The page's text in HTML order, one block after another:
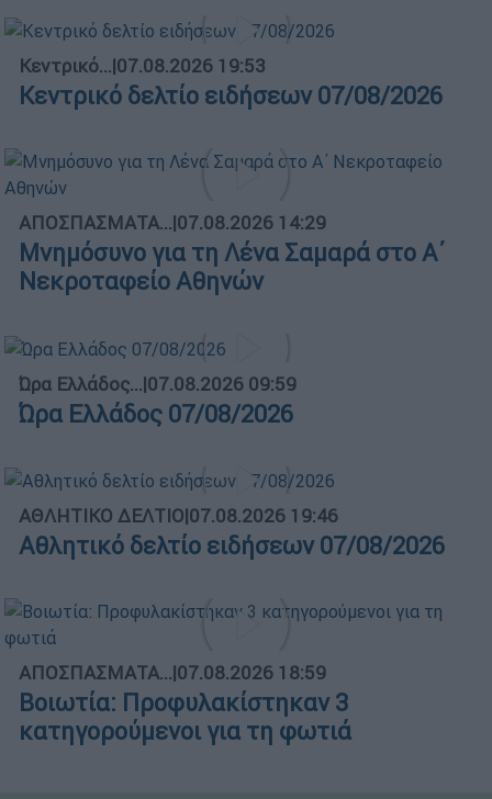
Κεντρικό...|07.08.2026 19:53
Κεντρικό δελτίο ειδήσεων 07/08/2026
ΑΠΟΣΠΑΣΜΑΤΑ...|07.08.2026 14:29
Μνημόσυνο για τη Λένα Σαμαρά στο Α΄
Νεκροταφείο Αθηνών
Ώρα Ελλάδος...|07.08.2026 09:59
Ώρα Ελλάδος 07/08/2026
ΑΘΛΗΤΙΚΟ ΔΕΛΤΙΟ|07.08.2026 19:46
Αθλητικό δελτίο ειδήσεων 07/08/2026
ΑΠΟΣΠΑΣΜΑΤΑ...|07.08.2026 18:59
Βοιωτία: Προφυλακίστηκαν 3
κατηγορούμενοι για τη φωτιά